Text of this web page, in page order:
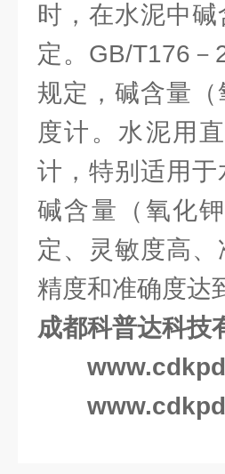
时，在水泥中
定。GB/T176
规定，碱含量
度计。水泥用
计，特别适用
碱含量（氧化
定、灵敏度高
精度和准确度达
成都科普达科技